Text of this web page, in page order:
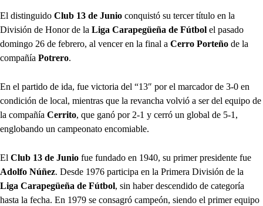
El distinguido Club 13 de Junio conquistó su tercer título en la
División de Honor de la Liga Carapegüeña de Fútbol el pasado
domingo 26 de febrero, al vencer en la final a Cerro Porteño de la
compañía Potrero.
En el partido de ida, fue victoria del “13″ por el marcador de 3-0 en
condición de local, mientras que la revancha volvió a ser del equipo de
la compañía Cerrito, que ganó por 2-1 y cerró un global de 5-1,
englobando un campeonato encomiable.
El Club 13 de Junio fue fundado en 1940, su primer presidente fue
Adolfo Núñez. Desde 1976 participa en la Primera División de la
Liga Carapegüeña de Fútbol, sin haber descendido de categoría
hasta la fecha. En 1979 se consagró campeón, siendo el primer equipo